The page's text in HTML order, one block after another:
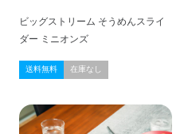
ビッグストリーム そうめんスライ
ダー ミニオンズ
送料無料 在庫なし